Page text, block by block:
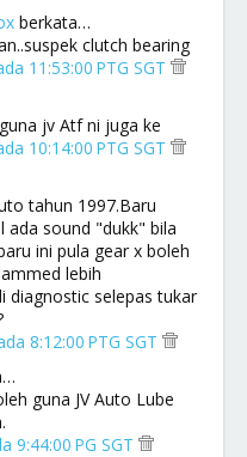
berkata…
clutch bearing
11:53:00 PTG SGT
jv Atf ni juga ke
10:14:00 PTG SGT
tahun 1997.Baru
ada sound "dukk" bila
ini pula gear x boleh
lebih
diagnostic selepas tukar
8:12:00 PTG SGT
guna JV Auto Lube
9:44:00 PG SGT